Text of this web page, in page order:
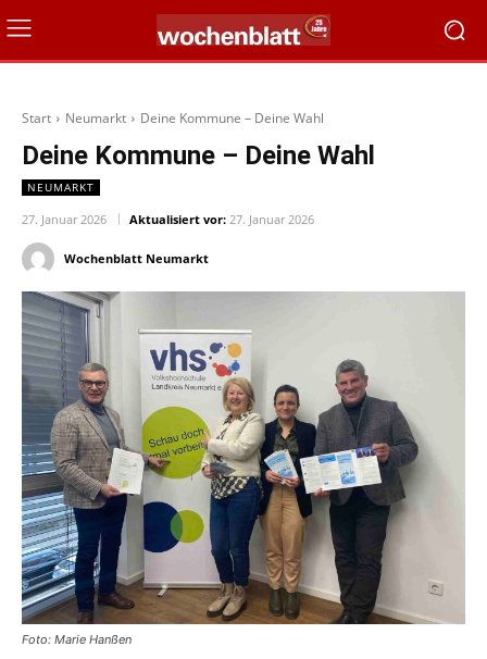
Start Neumarkt Deine Kommune – Deine Wahl
Deine Kommune – Deine Wahl
NEUMARKT
27. Januar 2026 Aktualisiert vor: 27. Januar 2026
Wochenblatt Neumarkt
Foto: Marie Hanßen